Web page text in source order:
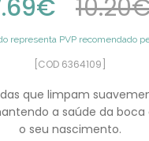
representa PVP recomendado
[COD 6364109]
que limpam
a saúde da boca
o seu nascimento.